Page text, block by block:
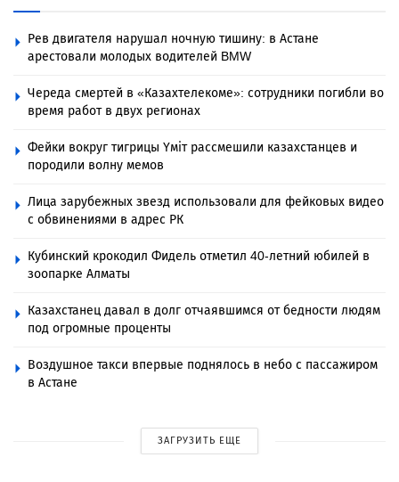
Рев двигателя нарушал ночную тишину: в Астане
арестовали молодых водителей BMW
Череда смертей в «Казахтелекоме»: сотрудники погибли во
время работ в двух регионах
Фейки вокруг тигрицы Үміт рассмешили казахстанцев и
породили волну мемов
Лица зарубежных звезд использовали для фейковых видео
с обвинениями в адрес РК
Кубинский крокодил Фидель отметил 40-летний юбилей в
зоопарке Алматы
Казахстанец давал в долг отчаявшимся от бедности людям
под огромные проценты
Воздушное такси впервые поднялось в небо с пассажиром
в Астане
ЗАГРУЗИТЬ ЕЩЕ